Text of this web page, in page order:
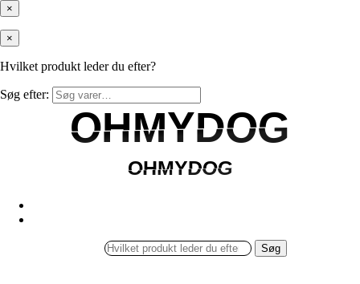
×
×
Hvilket produkt leder du efter?
Søg efter:
OHMYDOG
OHMYDOG
OHMYDOG
OHMYDOG
Søg